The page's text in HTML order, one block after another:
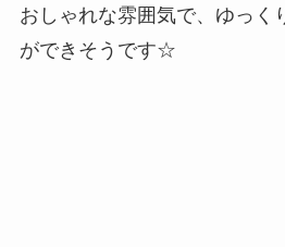
おしゃれな雰囲気で、ゆっく
ができそうです☆